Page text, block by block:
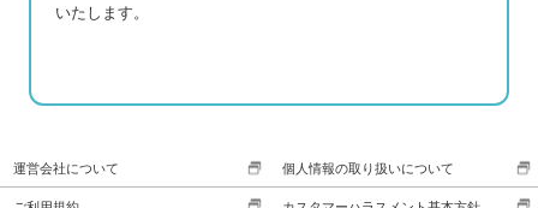
いたします。
運営会社について 個人情報の取り扱いについて